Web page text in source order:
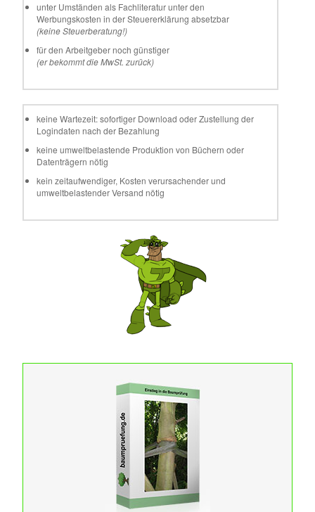
unter Umständen als Fachliteratur unter den
Werbungskosten in der Steuererklärung absetzbar
(keine Steuerberatung!)
für den Arbeitgeber noch günstiger
(er bekommt die MwSt. zurück)
keine Wartezeit: sofortiger Download oder Zustellung der
Logindaten nach der Bezahlung
keine umweltbelastende Produktion von Büchern oder
Datenträgern nötig
kein zeitaufwendiger, Kosten verursachender und
umweltbelastender Versand nötig